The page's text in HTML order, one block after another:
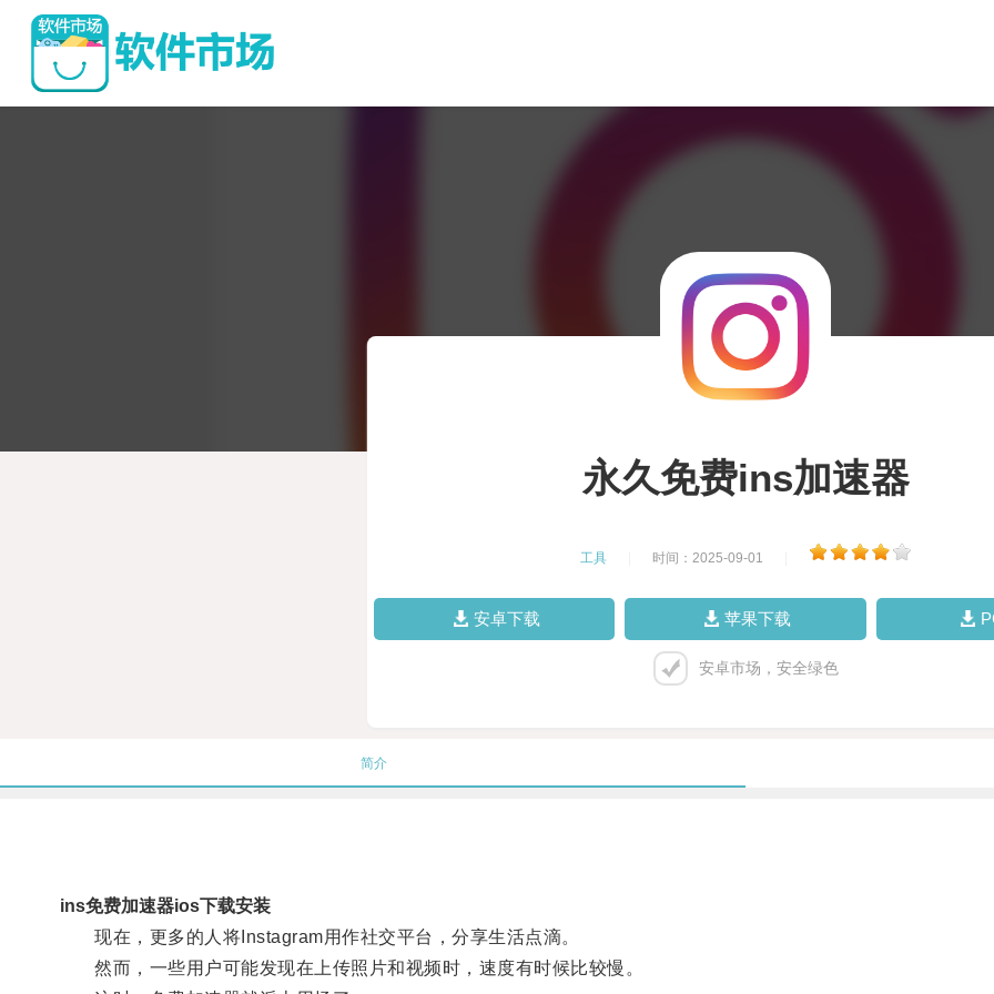
永久免费ins加速器
工具 时间：2025-09-01
安卓下载 苹果下载
安卓市场，安全绿色
简介
ins免费加速器ios下载安装
现在，更多的人将Instagram用作社交平台，分享生活点滴。
然而，一些用户可能发现在上传照片和视频时，速度有时候比较慢。